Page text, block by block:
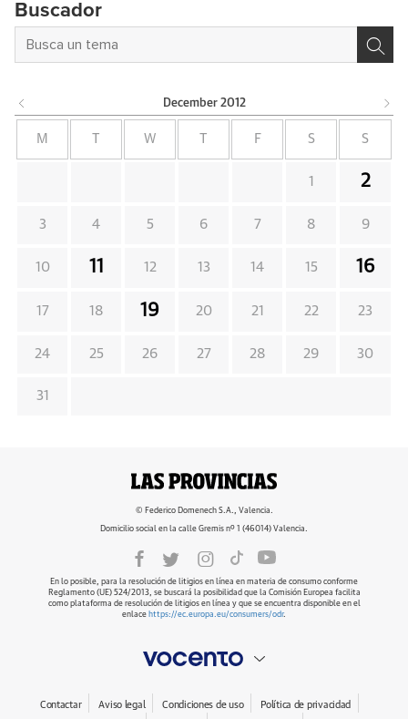
Buscador
December 2012
M W F S S
1 2
3 4 5 6 7 8 9
10 11 12 13 14 15 16
17 18 19 20 21 22 23
24 25 26 27 28 29 30
31
© Federico Domenech S.A., Valencia.
Domicilio social en la calle Gremis nº 1 (46014) Valencia.
En lo posible, para la resolución de litigios en línea en materia de consumo conforme
Reglamento (UE) 524/2013, se buscará la posibilidad que la Comisión Europea facilita
como plataforma de resolución de litigios en línea y que se encuentra disponible en el
enlace https://ec.europa.eu/consumers/odr.
Contactar Aviso legal Condiciones de uso Política de privacidad